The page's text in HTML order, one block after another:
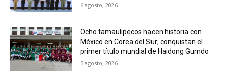
6 agosto, 2026
Ocho tamaulipecos hacen historia con
México en Corea del Sur; conquistan el
primer título mundial de Haidong Gumdo
5 agosto, 2026